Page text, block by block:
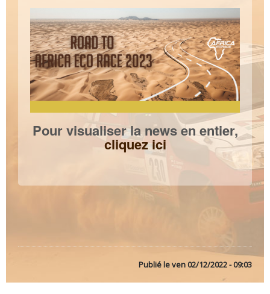
Pour visualiser la news en entier,
cliquez ici
Publié leven 02/12/2022 - 09:03